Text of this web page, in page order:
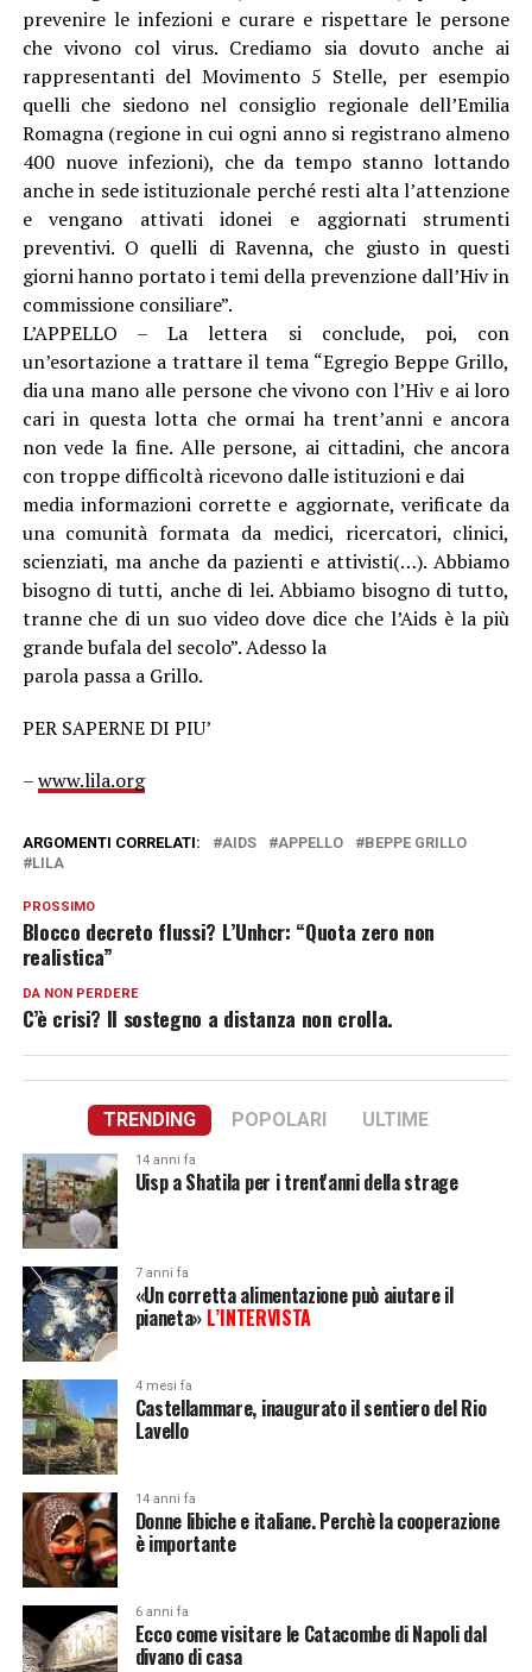
prevenire le infezioni e curare e rispettare le persone
che vivono col virus. Crediamo sia dovuto anche ai
rappresentanti del Movimento 5 Stelle, per esempio
quelli che siedono nel consiglio regionale dell’Emilia
Romagna (regione in cui ogni anno si registrano almeno
400 nuove infezioni), che da tempo stanno lottando
anche in sede istituzionale perché resti alta l’attenzione
e vengano attivati idonei e aggiornati strumenti
preventivi. O quelli di Ravenna, che giusto in questi
giorni hanno portato i temi della prevenzione dall’Hiv in
commissione consiliare”.
L’APPELLO – La lettera si conclude, poi, con
un’esortazione a trattare il tema “Egregio Beppe Grillo,
dia una mano alle persone che vivono con l’Hiv e ai loro
cari in questa lotta che ormai ha trent’anni e ancora
non vede la fine. Alle persone, ai cittadini, che ancora
con troppe difficoltà ricevono dalle istituzioni e dai
media informazioni corrette e aggiornate, verificate da
una comunità formata da medici, ricercatori, clinici,
scienziati, ma anche da pazienti e attivisti(…). Abbiamo
bisogno di tutti, anche di lei. Abbiamo bisogno di tutto,
tranne che di un suo video dove dice che l’Aids è la più
grande bufala del secolo”. Adesso la
parola passa a Grillo.
PER SAPERNE DI PIU’
–www.lila.org
ARGOMENTI CORRELATI: AIDS APPELLO
BEPPE GRILLO
LILA
PROSSIMO
Blocco decreto flussi? L’Unhcr: “Quota zero non
realistica”
DA NON PERDERE
C’è crisi? Il sostegno a distanza non crolla.
TRENDING POPOLARI ULTIME
14 anni fa
Uisp a Shatila per i trent'anni della strage
7 anni fa
«Un corretta alimentazione può aiutare il
pianeta» L’INTERVISTA
4 mesi fa
Castellammare, inaugurato il sentiero del Rio
Lavello
14 anni fa
Donne libiche e italiane. Perchè la cooperazione
è importante
6 anni fa
Ecco come visitare le Catacombe di Napoli dal
divano di casa